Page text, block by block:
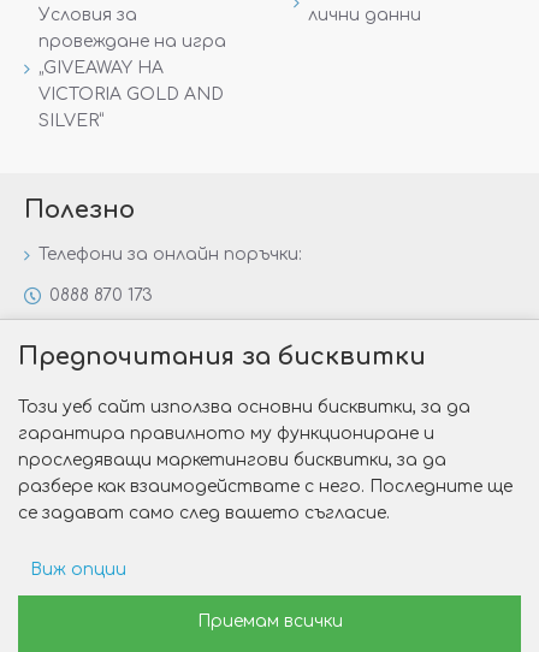
Условия за
провеждане на игра
„GIVEAWAY НА
VICTORIA GOLD AND
SILVER“
лични данни
Полезно
Телефони за онлайн поръчки:
0888 870 173
Специални предложения
Защо да изберете Victoria Gold&Silver?
Как да изберем годежен пръстен?
Изработка на сайт от Web R Solution®
Предпочитания за бисквитки
Този уеб сайт използва основни бисквитки, за да
гарантира правилното му функциониране и
проследяващи маркетингови бисквитки, за да
разбере как взаимодействате с него. Последните ще
се задават само след вашето съгласие.
Виж опции
Рекламни предпочитанияПриемам всички